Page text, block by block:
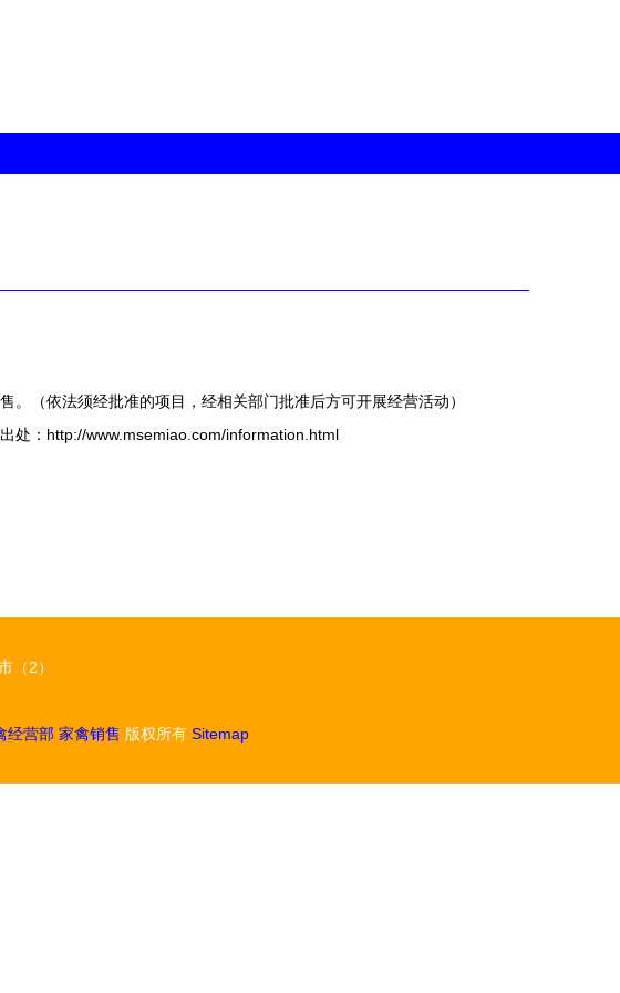
。（依法须经批准的项目，经相关部门批准后方可开展经营活动）
处：http://www.msemiao.com/information.html
（2）
经营部 家禽销售 版权所有 Sitemap